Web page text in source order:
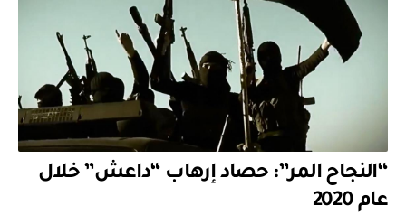
“النجاح المر”: حصاد إرهاب “داعش” خلال
عام 2020